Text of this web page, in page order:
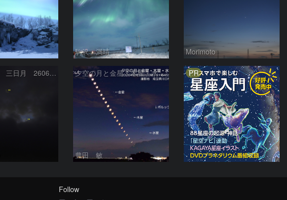
駒沢 満晴 Morimoto
木星 金星 三日月 260618 夕空の月と金星・木星・水星の接近 2026/6/18
豊田 敏
PR
Follow